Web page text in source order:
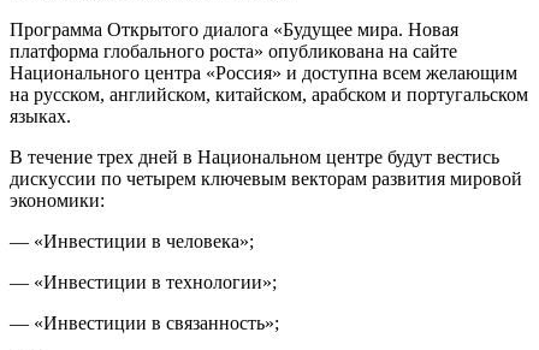
Программа Открытого диалога «Будущее мира. Новая
платформа глобального роста» опубликована на сайте
Национального центра «Россия» и доступна всем желающим
на русском, английском, китайском, арабском и португальском
языках.
В течение трех дней в Национальном центре будут вестись
дискуссии по четырем ключевым векторам развития мировой
экономики:
— «Инвестиции в человека»;
— «Инвестиции в технологии»;
— «Инвестиции в связанность»;